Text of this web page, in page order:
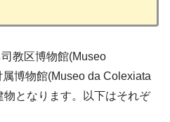
教区博物館(Museo
博物館(Museo da Colexiata
となります。以下はそれぞ